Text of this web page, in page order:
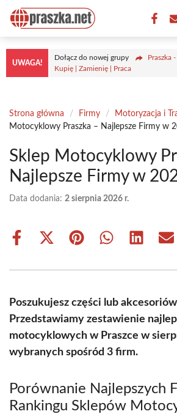
Przejdź
treści
UWAGA!
Dołącz do nowej grupy
Praszka
Kupię | Zamienię | Praca
Strona główna / Firmy / Motoryzacja i
Motocyklowy Praszka – Najlepsze Firmy w
Sklep Motocyklowy
Najlepsze Firmy w
Data dodania: 2 sierpnia 2026 r.
Share
Share
(Twitter)
Share Share Share
Poszukujesz części lub
Przedstawiamy zestawienie
motocyklowych w Praszce w
wybranych spośród 3 firm.
Porównanie Najlepszych
Rankingu Sklepów